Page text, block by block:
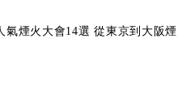
大會14選 從東京到大阪煙